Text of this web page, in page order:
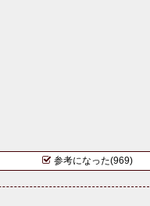
参考になった(969)